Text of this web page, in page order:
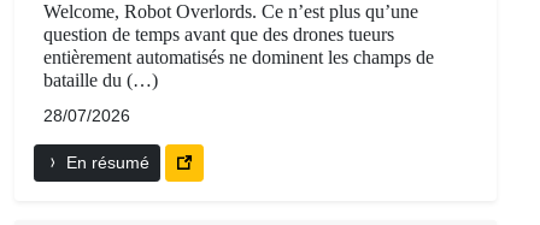
Welcome, Robot Overlords. Ce n’est plus qu’une
question de temps avant que des drones tueurs
entièrement automatisés ne dominent les champs de
bataille du (…)
28/07/2026
En résumé